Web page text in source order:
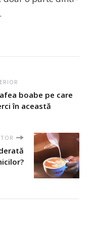
boabe pe care
în această